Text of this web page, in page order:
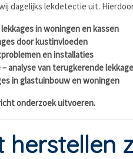
dagelijks lekdetectie uit.
in woningen en kassen
door kustinvloeden
en installaties
– analyse van terugkerende
in glastuinbouw en woningen
onderzoek uitvoeren.
herstellen